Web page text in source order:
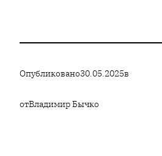
Опубликовано30.05.2025в
отВладимир Бычко